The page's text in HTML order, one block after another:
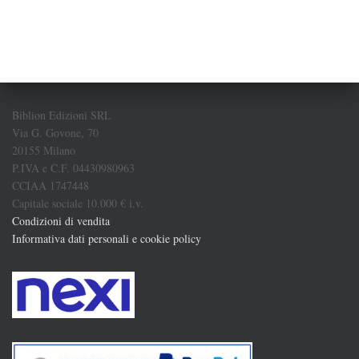
Biblion Edizioni SRL
Via G. Govone, 70
20155 Milano
P.IVA e C.F. 04430980963
CCIAA 1747448
Capitale sociale 10.000 € i.v.
Condizioni di vendita
Informativa dati personali e cookie policy